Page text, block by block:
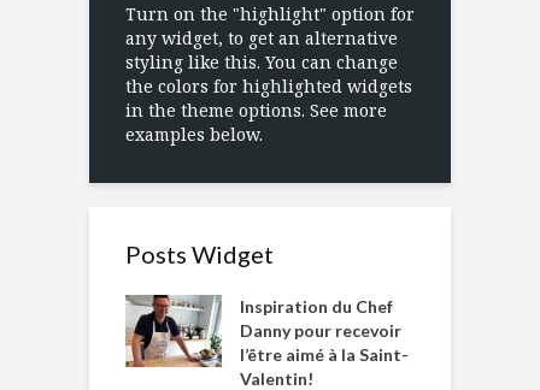
Turn on the "highlight" option for
any widget, to get an alternative
styling like this. You can change
the colors for highlighted widgets
in the theme options. See more
examples below.
Posts Widget
Inspiration du Chef
Danny pour recevoir
l’être aimé à la Saint-
Valentin!